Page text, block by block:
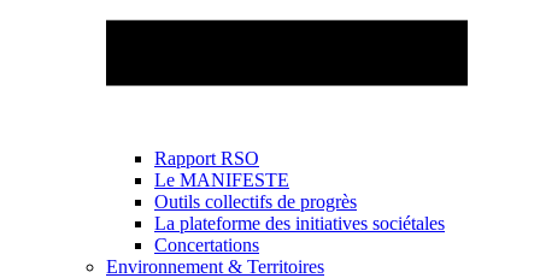
Rapport RSO
Le MANIFESTE
Outils collectifs de progrès
La plateforme des initiatives sociétales
Concertations
Environnement & Territoires